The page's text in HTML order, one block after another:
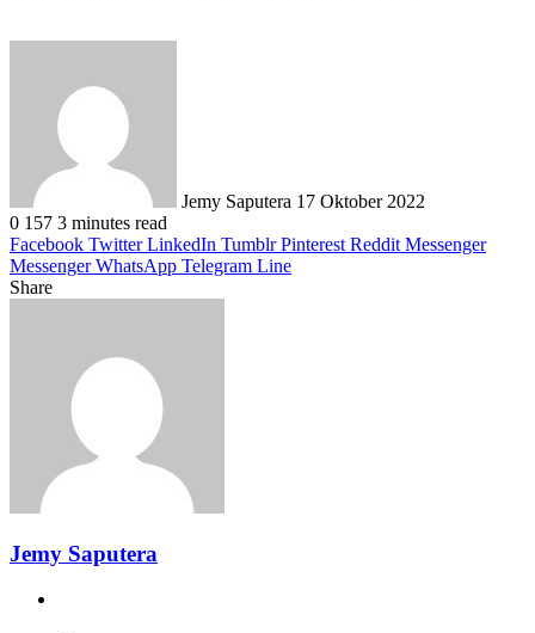
Jemy Saputera 17 Oktober 2022
0 157 3 minutes read
Facebook Twitter LinkedIn Tumblr Pinterest Reddit Messenger
Messenger WhatsApp Telegram Line
Share
Jemy Saputera